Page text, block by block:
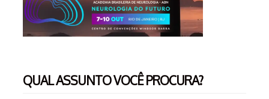
QUAL ASSUNTO VOCÊ PROCURA?